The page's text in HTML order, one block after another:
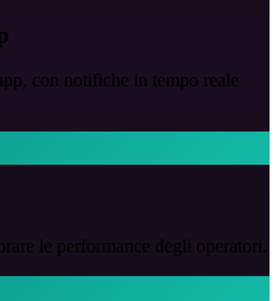
con notifiche in tempo reale
le performance degli operatori.